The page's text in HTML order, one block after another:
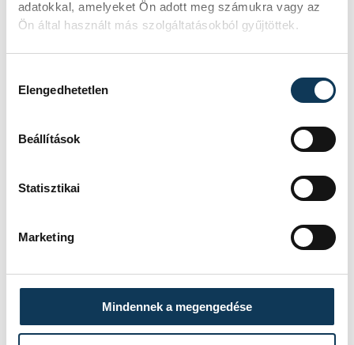
adatokkal, amelyeket Ön adott meg számukra vagy az
Ön által használt más szolgáltatásokból gyűjtöttek.
Elengedhetetlen
Beállítások
Statisztikai
Marketing
Mindennek a megengedése
SZERZŐ
vehir.hu